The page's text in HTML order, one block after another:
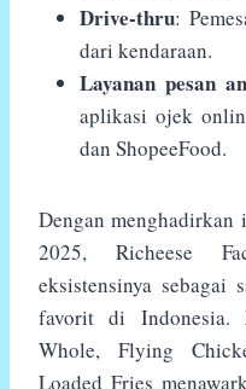
Drive-thru:
dari kendaraan.
Layanan pesan
aplikasi ojek
dan ShopeeFood.
Dengan
2025, Richeese
eksistensinya sebagai
favorit di Indonesia.
Whole, Flying
Loaded Fries